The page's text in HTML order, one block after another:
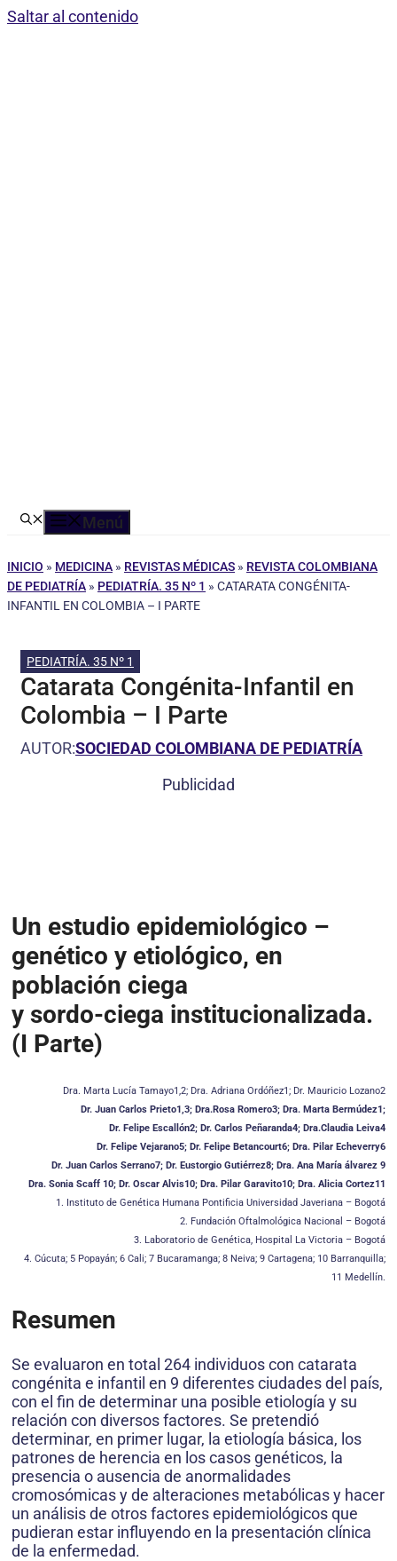
Saltar al contenido
Menú
INICIO » MEDICINA » REVISTAS MÉDICAS » REVISTA COLOMBIANA
DE PEDIATRÍA » PEDIATRÍA. 35 Nº 1 » CATARATA CONGÉNITA-
INFANTIL EN COLOMBIA – I PARTE
PEDIATRÍA. 35 Nº 1
Catarata Congénita-Infantil en
Colombia – I Parte
AUTOR:SOCIEDAD COLOMBIANA DE PEDIATRÍA
Publicidad
Un estudio epidemiológico –
genético y etiológico, en
población ciega
y sordo-ciega institucionalizada.
(I Parte)
Dra. Marta Lucía Tamayo1,2; Dra. Adriana Ordóñez1; Dr. Mauricio Lozano2
Dr. Juan Carlos Prieto1,3; Dra.Rosa Romero3; Dra. Marta Bermúdez1;
Dr. Felipe Escallón2; Dr. Carlos Peñaranda4; Dra.Claudia Leiva4
Dr. Felipe Vejarano5; Dr. Felipe Betancourt6; Dra. Pilar Echeverry6
Dr. Juan Carlos Serrano7; Dr. Eustorgio Gutiérrez8; Dra. Ana María álvarez 9
Dra. Sonia Scaff 10; Dr. Oscar Alvis10; Dra. Pilar Garavito10; Dra. Alicia Cortez11
1. Instituto de Genética Humana Pontificia Universidad Javeriana – Bogotá
2. Fundación Oftalmológica Nacional – Bogotá
3. Laboratorio de Genética, Hospital La Victoria – Bogotá
4. Cúcuta; 5 Popayán; 6 Cali; 7 Bucaramanga; 8 Neiva; 9 Cartagena; 10 Barranquilla;
11 Medellín.
Resumen
Se evaluaron en total 264 individuos con catarata
congénita e infantil en 9 diferentes ciudades del país,
con el fin de determinar una posible etiología y su
relación con diversos factores. Se pretendió
determinar, en primer lugar, la etiología básica, los
patrones de herencia en los casos genéticos, la
presencia o ausencia de anormalidades
cromosómicas y de alteraciones metabólicas y hacer
un análisis de otros factores epidemiológicos que
pudieran estar influyendo en la presentación clínica
de la enfermedad.